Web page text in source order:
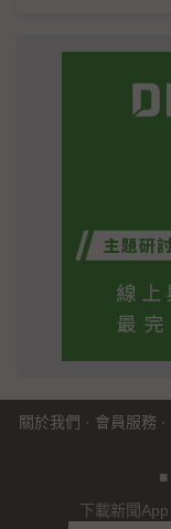
關於我們 · 會員服務 ·
■
下載新聞App